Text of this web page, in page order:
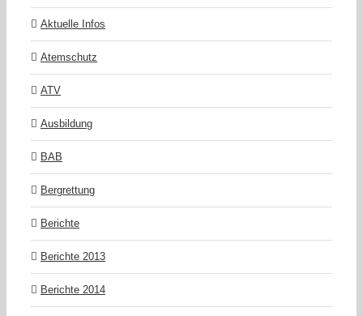
Aktuelle Infos
Atemschutz
ATV
Ausbildung
BAB
Bergrettung
Berichte
Berichte 2013
Berichte 2014